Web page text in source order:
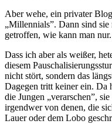
Aber wehe, ein privater
„Millennials”. Dann sind
getroffen, wie kann man nur.
Dass ich aber als weißer,
diesem
nicht stört, sondern das
Dagegen tritt keiner ein. Da
die Jungen „verarschen”,
irgendwer von denen, die
Lauer oder dem Lobo